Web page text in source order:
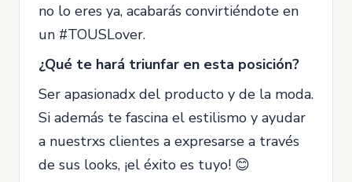
no lo eres ya, acabarás convirtiéndote en
un #TOUSLover.
¿Qué te hará triunfar en esta posición?
Ser apasionadx del producto y de la moda.
Si además te fascina el estilismo y ayudar
a nuestrxs clientes a expresarse a través
de sus looks, ¡el éxito es tuyo! 😊